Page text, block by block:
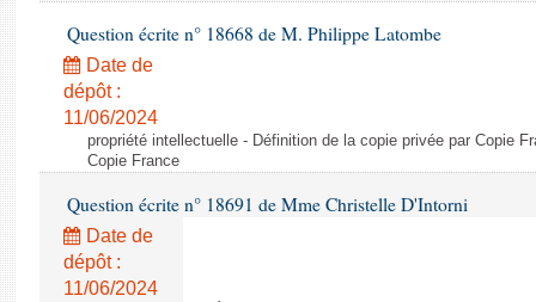
Question écrite n° 18668 de M. Philippe Latombe
Date de
dépôt :
11/06/2024
propriété intellectuelle - Définition de la copie privée par Copie
Copie France
Question écrite n° 18691 de Mme Christelle D'Intorni
Date de
dépôt :
11/06/2024